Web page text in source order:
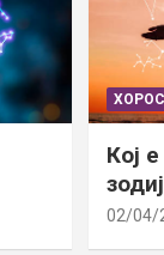
Кој
02/04/